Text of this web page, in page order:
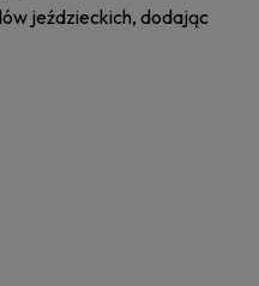
jeździeckich, dodając